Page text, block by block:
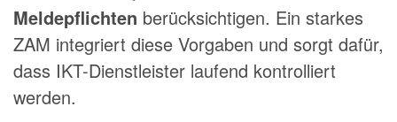
Meldepflichten berücksichtigen. Ein starkes
ZAM integriert diese Vorgaben und sorgt dafür,
dass IKT-Dienstleister laufend kontrolliert
werden.